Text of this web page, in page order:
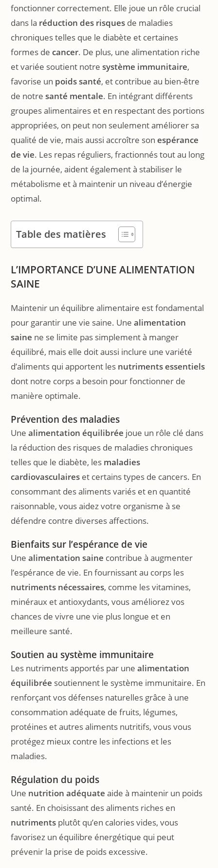
fonctionner correctement. Elle joue un rôle crucial
dans la réduction des risques de maladies
chroniques telles que le diabète et certaines
formes decancer. De plus, une alimentation riche
et variée soutient notresystème immunitaire,
favorise un poids santé, et contribue au bien-être
de notresanté mentale. En intégrant différents
groupes alimentaires et en respectant des portions
appropriées, on peut non seulement améliorer sa
qualité de vie, mais aussi accroître sonespérance
de vie. Les repas réguliers, fractionnés tout au long
de la journée, aident également à stabiliser le
métabolisme et à maintenir un niveau d’énergie
optimal.
Table des matières
L’IMPORTANCE D’UNE ALIMENTATION
SAINE
Maintenir un équilibre alimentaire est fondamental
pour garantir une vie saine. Unealimentation
saine ne se limite pas simplement à manger
équilibré, mais elle doit aussi inclure une variété
d’aliments qui apportent les nutriments essentiels
dont notre corps a besoin pour fonctionner de
manière optimale.
Prévention des maladies
Unealimentation équilibrée joue un rôle clé dans
la réduction des risques de maladies chroniques
telles que le diabète, les maladies
cardiovasculaires et certains types de cancers. En
consommant des aliments variés et en quantité
raisonnable, vous aidez votre organisme à se
défendre contre diverses affections.
Bienfaits sur l’espérance de vie
Unealimentation saine contribue à augmenter
l’espérance de vie. En fournissant au corps les
nutriments nécessaires, comme les vitamines,
minéraux et antioxydants, vous améliorez vos
chances de vivre une vie plus longue et en
meilleure santé.
Soutien au système immunitaire
Les nutriments apportés par unealimentation
équilibrée soutiennent le système immunitaire. En
renforçant vos défenses naturelles grâce à une
consommation adéquate de fruits, légumes,
protéines et autres aliments nutritifs, vous vous
protégez mieux contre les infections et les
maladies.
Régulation du poids
Une nutrition adéquate aide à maintenir un poids
santé. En choisissant des aliments riches en
nutriments plutôt qu’en calories vides, vous
favorisez un équilibre énergétique qui peut
prévenir la prise de poids excessive.